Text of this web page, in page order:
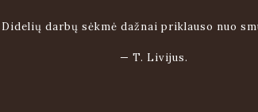
Didelių darbų sėkmė dažnai priklauso nuo
— T. Livijus.